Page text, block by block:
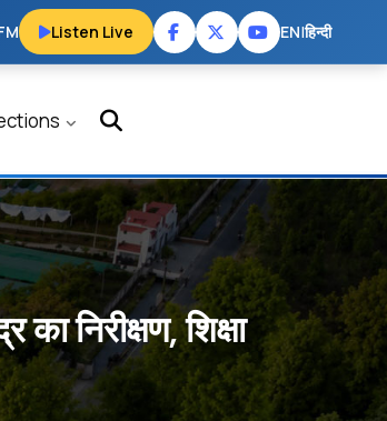
Listen Live EN|हिन्दी
निरीक्षण, शिक्षा